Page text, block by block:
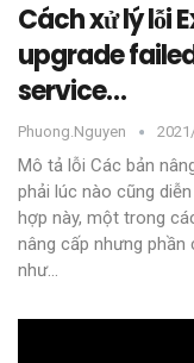
Cách xử lý lỗi
upgrade
service…
Phuong.nguyen
Mô tả lỗi Các bản
phải lúc nào cũng
hợp này, một trong
nâng cấp nhưng phần
như…